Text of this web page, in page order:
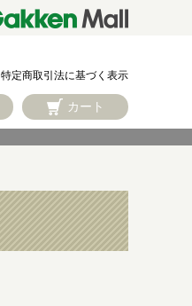
特定商取引法に基づく表示
カート